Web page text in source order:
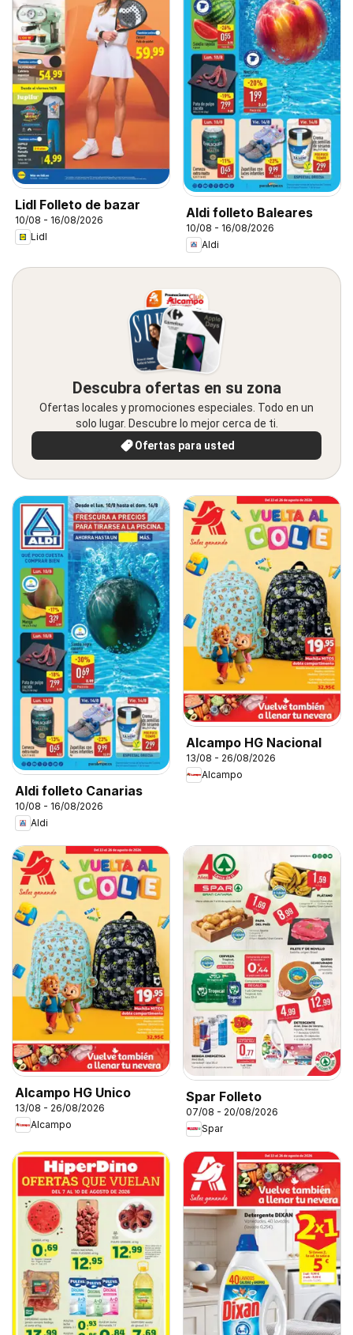
Lidl Folleto de bazar
10/08 - 16/08/2026
Lidl
Aldi folleto Baleares
10/08 - 16/08/2026
Aldi
Descubra ofertas en su zona
Ofertas locales y promociones especiales. Todo en un
solo lugar. Descubre lo mejor cerca de ti.
Ofertas para usted
Aldi folleto Canarias
10/08 - 16/08/2026
Aldi
Alcampo HG Nacional
13/08 - 26/08/2026
Alcampo
Alcampo HG Unico
13/08 - 26/08/2026
Alcampo
Spar Folleto
07/08 - 20/08/2026
Spar